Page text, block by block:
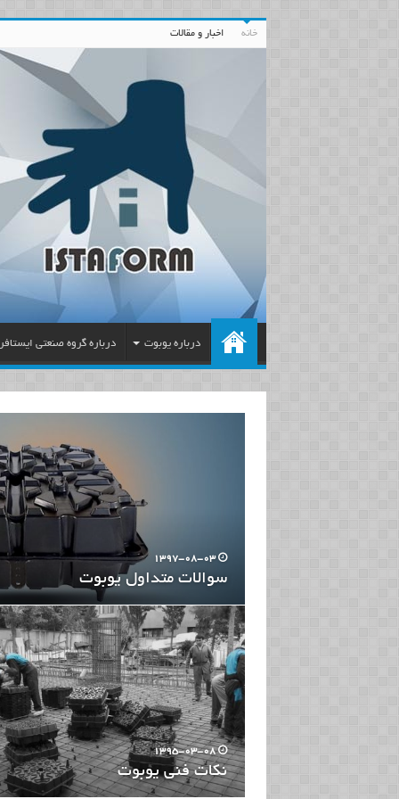
خانه اخبار و مقالات
درباره یوبوت درباره گروه صنعتی
1397-08-03
سوالات متداول یوبوت
1395-03-08
نکات فنی یوبوت